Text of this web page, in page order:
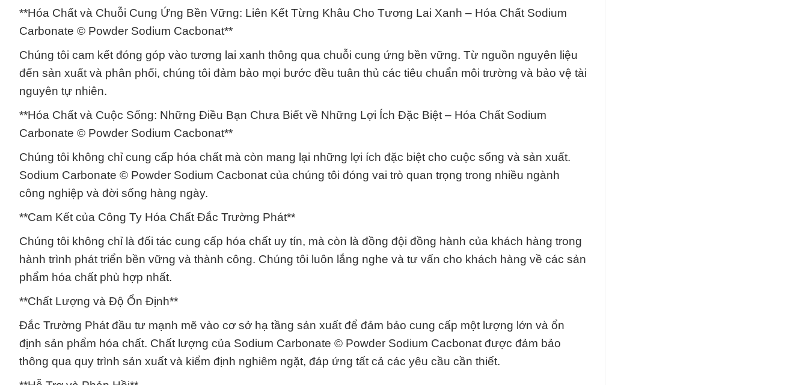
**Hóa Chất và Chuỗi Cung Ứng Bền Vững: Liên Kết Từng Khâu Cho Tương Lai Xanh – Hóa Chất Sodium
Carbonate © Powder Sodium Cacbonat**
Chúng tôi cam kết đóng góp vào tương lai xanh thông qua chuỗi cung ứng bền vững. Từ nguồn nguyên liệu
đến sản xuất và phân phối, chúng tôi đảm bảo mọi bước đều tuân thủ các tiêu chuẩn môi trường và bảo vệ tài
nguyên tự nhiên.
**Hóa Chất và Cuộc Sống: Những Điều Bạn Chưa Biết về Những Lợi Ích Đặc Biệt – Hóa Chất Sodium
Carbonate © Powder Sodium Cacbonat**
Chúng tôi không chỉ cung cấp hóa chất mà còn mang lại những lợi ích đặc biệt cho cuộc sống và sản xuất.
Sodium Carbonate © Powder Sodium Cacbonat của chúng tôi đóng vai trò quan trọng trong nhiều ngành
công nghiệp và đời sống hàng ngày.
**Cam Kết của Công Ty Hóa Chất Đắc Trường Phát**
Chúng tôi không chỉ là đối tác cung cấp hóa chất uy tín, mà còn là đồng đội đồng hành của khách hàng trong
hành trình phát triển bền vững và thành công. Chúng tôi luôn lắng nghe và tư vấn cho khách hàng về các sản
phẩm hóa chất phù hợp nhất.
**Chất Lượng và Độ Ổn Định**
Đắc Trường Phát đầu tư mạnh mẽ vào cơ sở hạ tầng sản xuất để đảm bảo cung cấp một lượng lớn và ổn
định sản phẩm hóa chất. Chất lượng của Sodium Carbonate © Powder Sodium Cacbonat được đảm bảo
thông qua quy trình sản xuất và kiểm định nghiêm ngặt, đáp ứng tất cả các yêu cầu cần thiết.